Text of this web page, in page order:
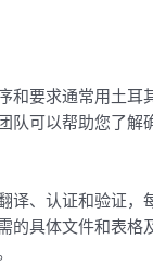
要求通常用土
可以帮助您了
、认证和验证
具体文件和表